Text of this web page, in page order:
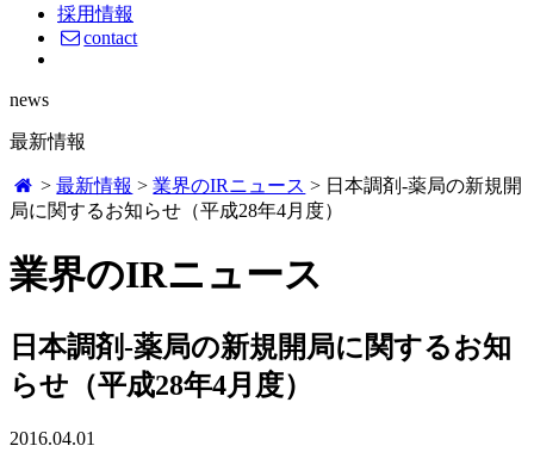
採用情報
contact
news
最新情報
>最新情報 >業界のIRニュース > 日本調剤-薬局の新規開
局に関するお知らせ（平成28年4月度）
業界のIRニュース
日本調剤-薬局の新規開局に関するお知
らせ（平成28年4月度）
2016.04.01